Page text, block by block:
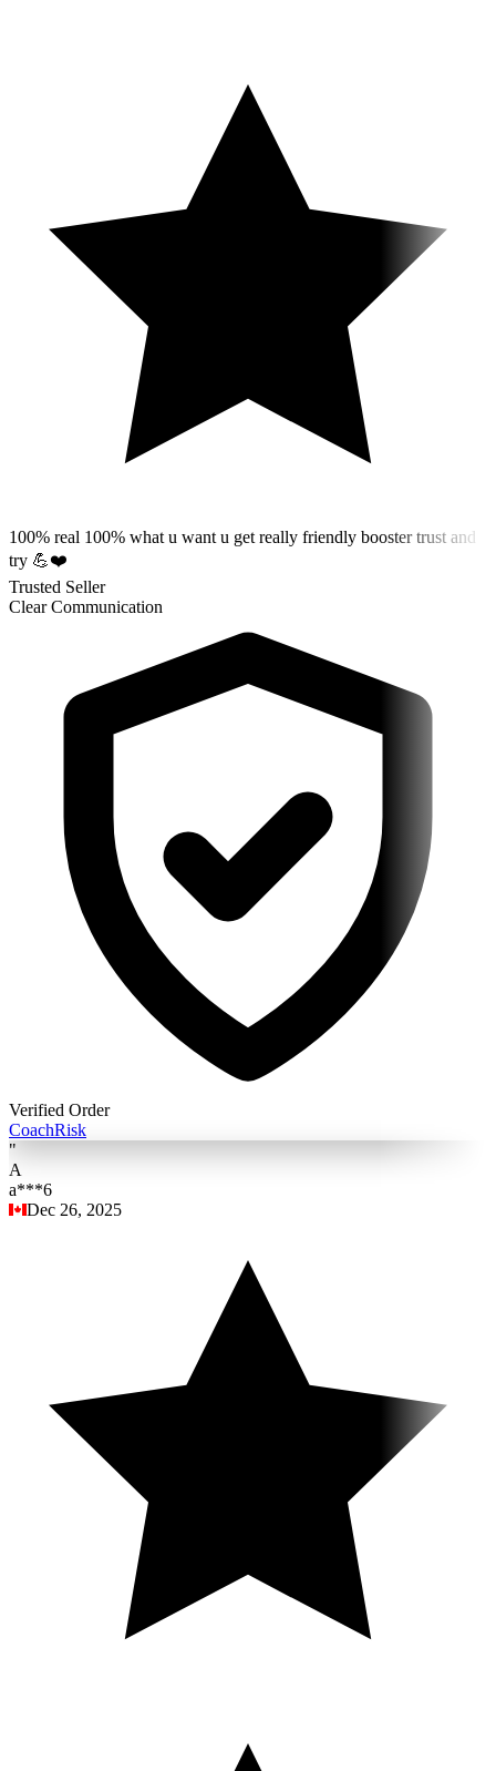
100% real 100% what u want u get really friendly booster trust and
try 💪❤️
Trusted Seller
Clear Communication
Verified Order
CoachRisk
"
A
a***6
Dec 26, 2025